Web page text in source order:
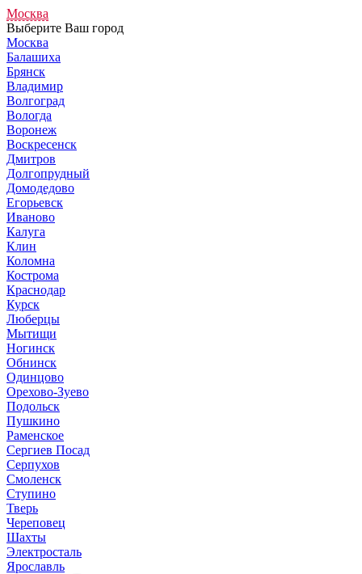
Москва
Выберите Ваш город
Москва
Балашиха
Брянск
Владимир
Волгоград
Вологда
Воронеж
Воскресенск
Дмитров
Долгопрудный
Домодедово
Егорьевск
Иваново
Калуга
Клин
Коломна
Кострома
Краснодар
Курск
Люберцы
Мытищи
Ногинск
Обнинск
Одинцово
Орехово-Зуево
Подольск
Пушкино
Раменское
Сергиев Посад
Серпухов
Смоленск
Ступино
Тверь
Череповец
Шахты
Электросталь
Ярославль